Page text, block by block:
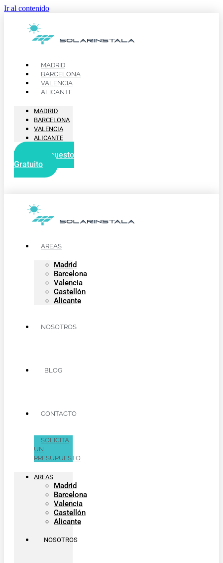
Ir al contenido
MADRID
BARCELONA
VALENCIA
ALICANTE
MADRID
BARCELONA
VALENCIA
ALICANTE
Presupuesto
Gratuito
AREAS
Madrid
Barcelona
Valencia
Castellón
Alicante
NOSOTROS
BLOG
CONTACTO
SOLICITA
UN
PRESUPUESTO
AREAS
Madrid
Barcelona
Valencia
Castellón
Alicante
NOSOTROS